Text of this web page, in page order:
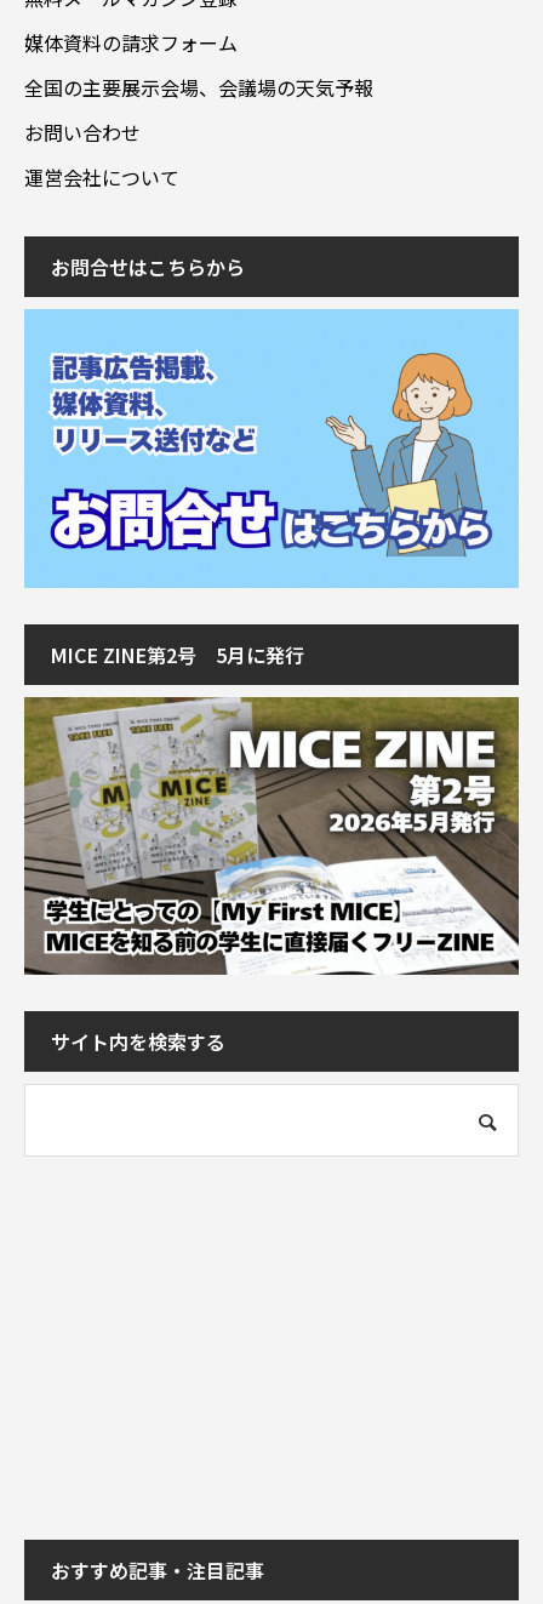
媒体資料の請求フォーム
全国の主要展示会場、会議場の天気予報
お問い合わせ
運営会社について
お問合せはこちらから
MICE ZINE第2号 5月に発行
サイト内を検索する
おすすめ記事・注目記事